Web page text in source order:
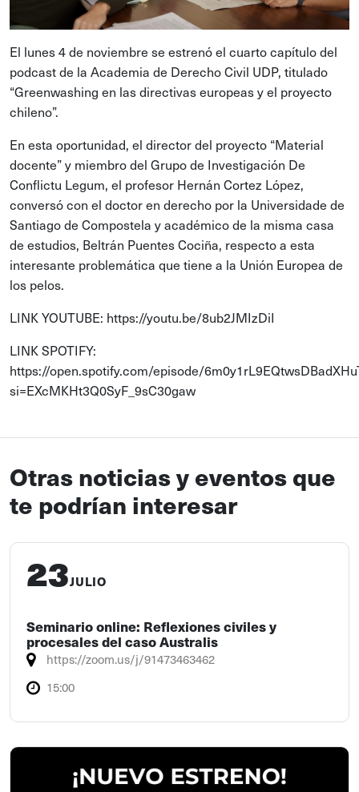
El lunes 4 de noviembre se estrenó el cuarto capítulo del
podcast de la Academia de Derecho Civil UDP, titulado
“Greenwashing en las directivas europeas y el proyecto
chileno”.
En esta oportunidad, el director del proyecto “Material
docente” y miembro del Grupo de Investigación De
Conflictu Legum, el profesor Hernán Cortez López,
conversó con el doctor en derecho por la Universidade de
Santiago de Compostela y académico de la misma casa
de estudios, Beltrán Puentes Cociña, respecto a esta
interesante problemática que tiene a la Unión Europea de
los pelos.
LINK YOUTUBE: https://youtu.be/8ub2JMIzDiI
LINK SPOTIFY:
https://open.spotify.com/episode/
si=EXcMKHt3Q0SyF_9sC30gaw
Otras noticias y eventos que
te podrían interesar
23JULIO
Seminario online: Reflexiones civiles y
procesales del caso Australis
https://zoom.us/j/91473463462
15:00